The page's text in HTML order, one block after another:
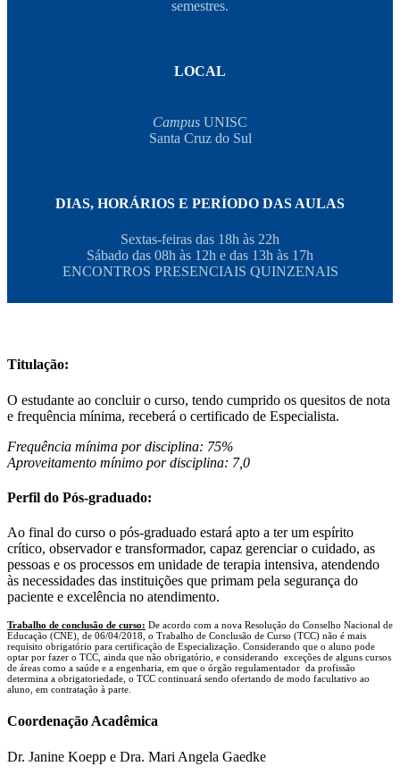
semestres.
LOCAL
Campus UNISC
Santa Cruz do Sul
DIAS, HORÁRIOS E PERÍODO DAS AULAS
Sextas-feiras das 18h às 22h
Sábado das 08h às 12h e das 13h às 17h
ENCONTROS PRESENCIAIS QUINZENAIS
Titulação:
O estudante ao concluir o curso, tendo cumprido os quesitos de nota
e frequência mínima, receberá o certificado de Especialista.
Frequência mínima por disciplina: 75%
Aproveitamento mínimo por disciplina: 7,0
Perfil do Pós-graduado:
Ao final do curso o pós-graduado estará apto a ter um espírito
crítico, observador e transformador, capaz gerenciar o cuidado, as
pessoas e os processos em unidade de terapia intensiva, atendendo
às necessidades das instituições que primam pela segurança do
paciente e excelência no atendimento.
Trabalho de conclusão de curso: De acordo com a nova Resolução do Conselho Nacional de
Educação (CNE), de 06/04/2018, o Trabalho de Conclusão de Curso (TCC) não é mais
requisito obrigatório para certificação de Especialização. Considerando que o aluno pode
optar por fazer o TCC, ainda que não obrigatório, e considerando exceções de alguns cursos
de áreas como a saúde e a engenharia, em que o órgão regulamentador da profissão
determina a obrigatoriedade, o TCC continuará sendo ofertando de modo facultativo ao
aluno, em contratação à parte.
Coordenação Acadêmica
Dr. Janine Koepp e Dra. Mari Angela Gaedke